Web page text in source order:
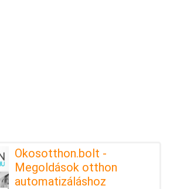
Okosotthon.bolt -
Megoldások otthon
automatizáláshoz